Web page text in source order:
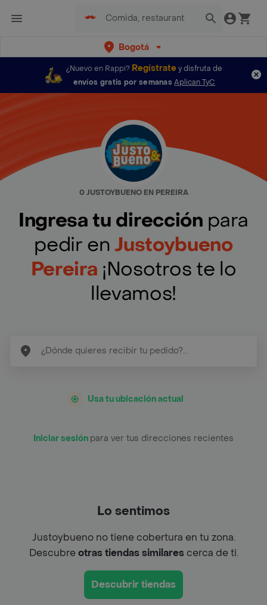
Bogotá
¿Nuevo en Rappi? Regístratey disfruta de
envíos gratis por semanas Aplican TyC
0 JUSTOYBUENO EN PEREIRA
Ingresa tu dirección para
pedir en Justoybueno
Pereira ¡Nosotros te lo
llevamos!
Usa tu ubicación actual
Iniciar sesión para ver tus direcciones recientes
Lo sentimos
Justoybueno no tiene cobertura en tu zona.
Descubreotras tiendas similarescerca de ti.
Descubrir tiendas